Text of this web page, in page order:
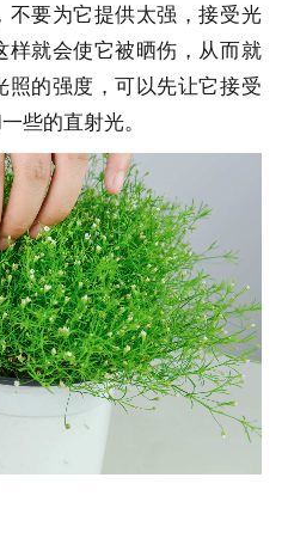
不要为它提供太强，接受光
样就会使它被晒伤，从而就
照的强度，可以先让它接受
些的直射光。